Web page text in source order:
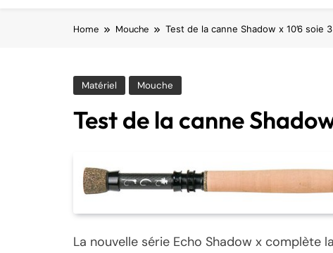
Home Mouche Test de la canne Shadow x 10’6 soie
Matériel Mouche
Test de la canne
La nouvelle série Echo Shadow x complète